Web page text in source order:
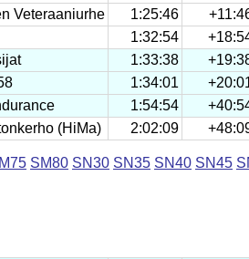
Veteraaniurhe 1:25:46
1:32:54
1:33:38
1:34:01
1:54:54
(HiMa) 2:02:09
SM80 SN30 SN35 SN40 SN45